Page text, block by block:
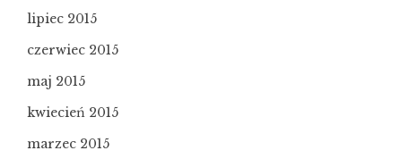
lipiec 2015
czerwiec 2015
maj 2015
kwiecień 2015
marzec 2015